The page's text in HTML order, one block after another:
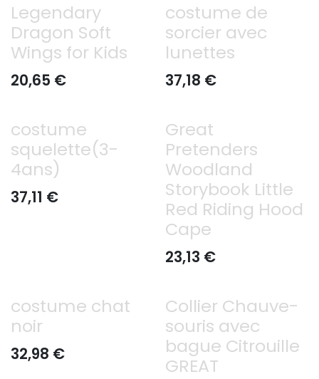
Legendary
Dragon Soft
Wings for Kids
20,65 €
costume de
sorcier avec
lunettes
37,18 €
costume
squelette(3-
4ans)
37,11 €
Great
Pretenders
Woodland
Storybook Little
Red Riding Hood
Cape
23,13 €
costume chat
noir
32,98 €
Collier Chauve-
souris avec
bague Citrouille
GREAT